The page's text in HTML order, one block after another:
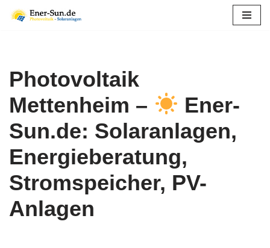
Photovoltaik
Mettenheim –
Ener-
Sun.de: Solaranlagen,
Energieberatung,
Stromspeicher, PV-
Anlagen